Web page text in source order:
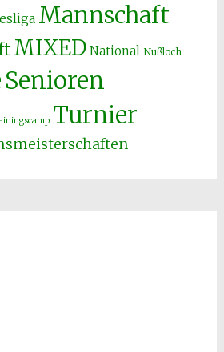
Mannschaft
MIXED National Nußloch
Senioren
Turnier